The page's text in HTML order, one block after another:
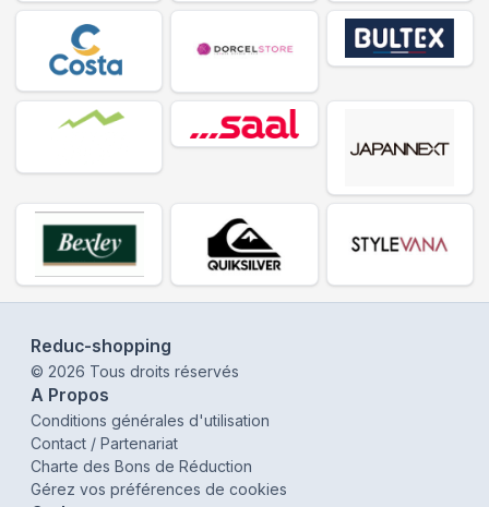
Reduc-shopping
© 2026 Tous droits réservés
A Propos
Conditions générales d'utilisation
Contact / Partenariat
Charte des Bons de Réduction
Gérez vos préférences de cookies